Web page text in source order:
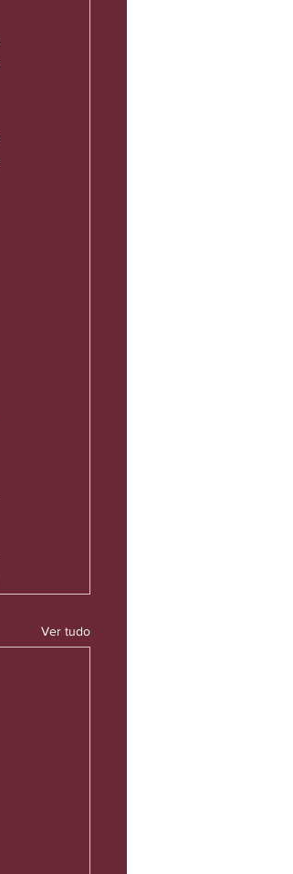
Ver tudo